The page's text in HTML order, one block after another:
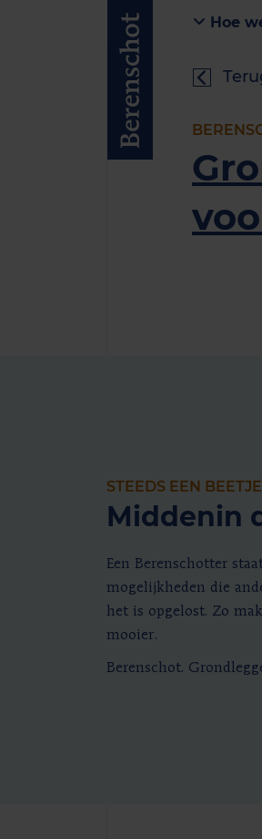
Hoe
STEEDS EEN
Middenin
Een Berenschotter
mogelijkheden die
het is opgelost. Zo
mooier.
Berenschot.